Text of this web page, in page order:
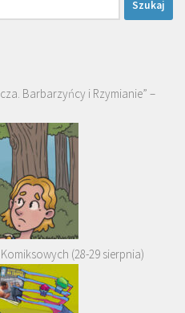
Barbarzyńcy i Rzymianie” –
(28-29 sierpnia)